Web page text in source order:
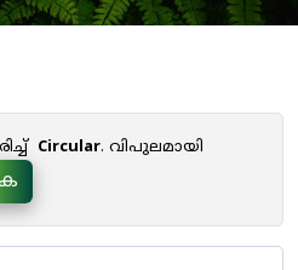
Circular. വിപുലമായി